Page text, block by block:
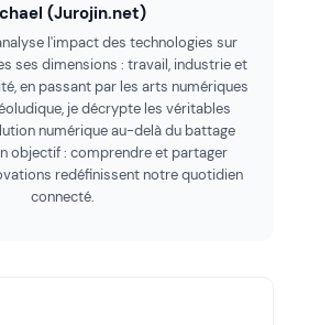
(Jurojin.net)
l'impact des technologies sur
ses dimensions : travail, industrie et
en passant par les arts numériques
je décrypte les véritables
numérique au-delà du battage
objectif : comprendre et partager
redéfinissent notre quotidien
connecté.